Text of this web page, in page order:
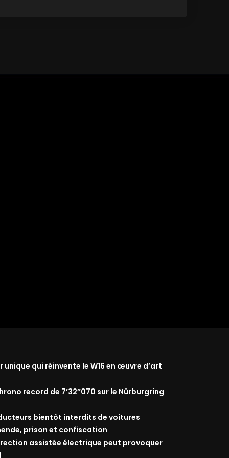
qui réinvente le W16 en œuvre d’art
record de 7’32″070 sur le Nürburgring
bientôt interdits de voitures
prison et confiscation
assistée électrique peut provoquer